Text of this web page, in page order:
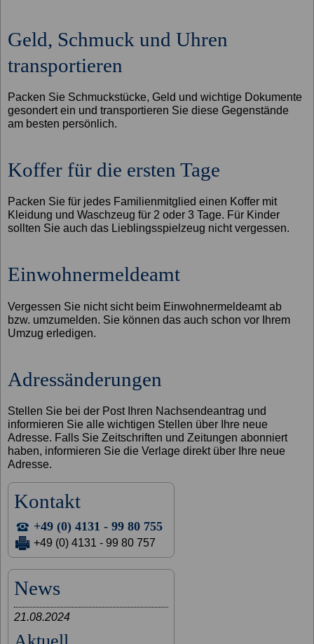
Geld, Schmuck und Uhren
transportieren
Packen Sie Schmuckstücke, Geld und wichtige Dokumente
gesondert ein und transportieren Sie diese Gegenstände
am besten persönlich.
Koffer für die ersten Tage
Packen Sie für jedes Familienmitglied einen Koffer mit
Kleidung und Waschzeug für 2 oder 3 Tage. Für Kinder
sollten Sie auch das Lieblingsspielzeug nicht vergessen.
Einwohnermeldeamt
Vergessen Sie nicht sicht beim Einwohnermeldeamt ab
bzw. umzumelden. Sie können das auch schon vor Ihrem
Umzug erledigen.
Adressänderungen
Stellen Sie bei der Post Ihren Nachsendeantrag und
informieren Sie alle wichtigen Stellen über Ihre neue
Adresse. Falls Sie Zeitschriften und Zeitungen abonniert
haben, informieren Sie die Verlage direkt über Ihre neue
Adresse.
Kontakt
+49 (0) 4131 - 99 80 755
+49 (0) 4131 - 99 80 757
News
21.08.2024